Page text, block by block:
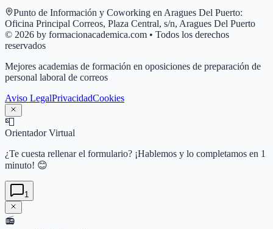
Punto de Información y Coworking en Aragues Del Puerto:
Oficina Principal Correos, Plaza Central, s/n, Aragues Del Puerto
© 2026 by formacionacademica.com • Todos los derechos
reservados
Mejores academias de formación en oposiciones de preparación de
personal laboral de correos
Aviso LegalPrivacidadCookies
📮
Orientador Virtual
¿Te cuesta rellenar el formulario? ¡Hablemos y lo completamos en 1
minuto! 😊
1
📻